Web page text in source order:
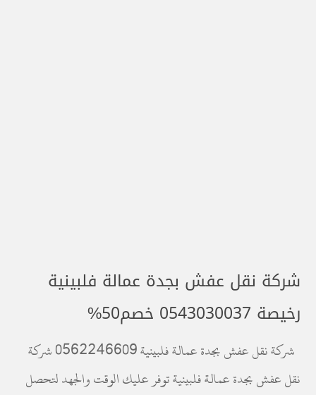
شركة نقل عفش بجدة عمالة فلبينية
رخيصة 0543030037 خصم50%
شركة نقل عفش بجدة عمالة فلبينية 0562246609 شركة
نقل عفش بجدة عمالة فلبينية توفر عليك الوقت والجهد لتحصل